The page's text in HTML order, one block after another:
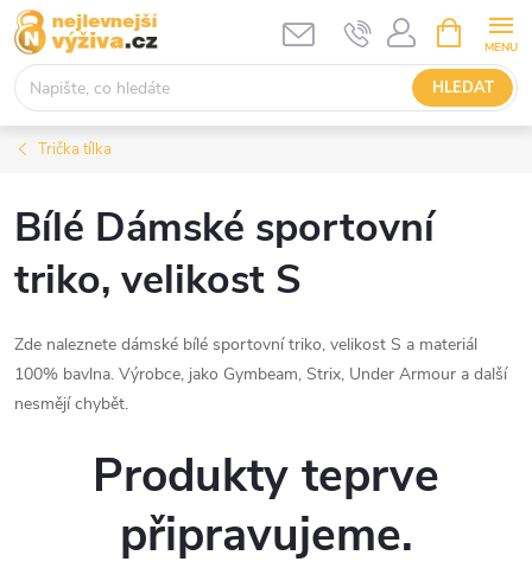
Přejít
na
obsah
HLEDAT
NÁKUPNÍ
KOŠÍK
Trička tílka
Bílé Dámské sportovní
triko, velikost S
Zde naleznete dámské bílé sportovní triko, velikost S a materiál
100% bavlna. Výrobce, jako Gymbeam, Strix, Under Armour a další
nesmějí chybět.
Produkty teprve
připravujeme.